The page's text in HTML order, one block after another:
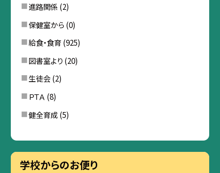
進路関係 (2)
保健室から (0)
給食・食育(925)
図書室より (20)
生徒会(2)
ＰＴＡ (8)
健全育成 (5)
学校からのお便り